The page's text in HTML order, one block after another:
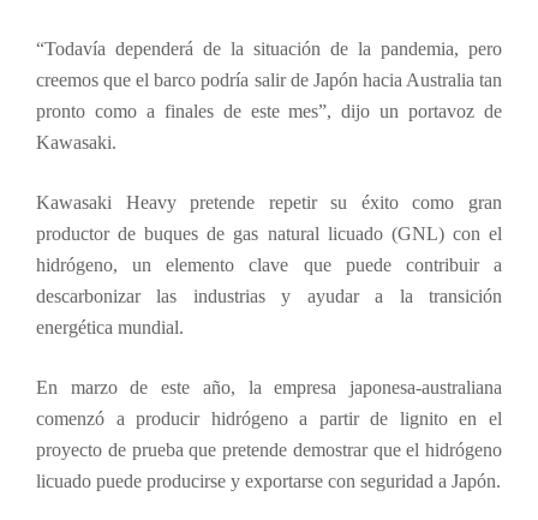
“Todavía dependerá de la situación de la pandemia, pero
creemos que el barco podría salir de Japón hacia Australia tan
pronto como a finales de este mes”, dijo un portavoz de
Kawasaki.
Kawasaki Heavy pretende repetir su éxito como gran
productor de buques de gas natural licuado (GNL) con el
hidrógeno, un elemento clave que puede contribuir a
descarbonizar las industrias y ayudar a la transición
energética mundial.
En marzo de este año, la empresa japonesa-australiana
comenzó a producir hidrógeno a partir de lignito en el
proyecto de prueba que pretende demostrar que el hidrógeno
licuado puede producirse y exportarse con seguridad a Japón.